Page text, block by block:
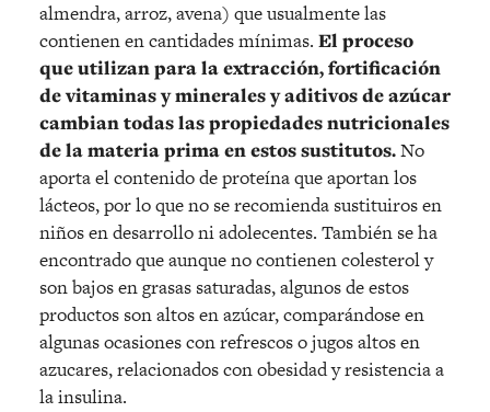
almendra, arroz, avena) que usualmente las
contienen en cantidades mínimas. El proceso
que utilizan para la extracción, fortificación
de vitaminas y minerales y aditivos de azúcar
cambian todas las propiedades nutricionales
de la materia prima en estos sustitutos.No
aporta el contenido de proteína que aportan los
lácteos, por lo que no se recomienda sustituiros en
niños en desarrollo ni adolecentes. También se ha
encontrado que aunque no contienen colesterol y
son bajos en grasas saturadas, algunos de estos
productos son altos en azúcar, comparándose en
algunas ocasiones con refrescos o jugos altos en
azucares, relacionados con obesidad y resistencia a
la insulina.